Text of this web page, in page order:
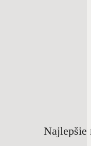
Najlepšie